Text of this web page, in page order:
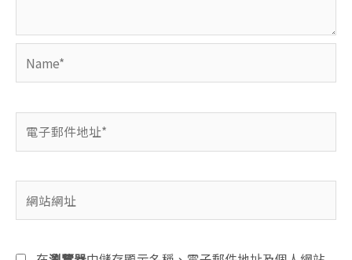
件
地
址
站